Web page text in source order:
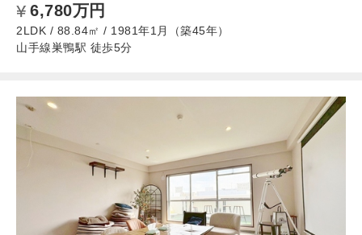
6,780万円
2LDK / 88.84㎡ / 1981年1月（築45年）
山手線巣鴨駅 徒歩5分